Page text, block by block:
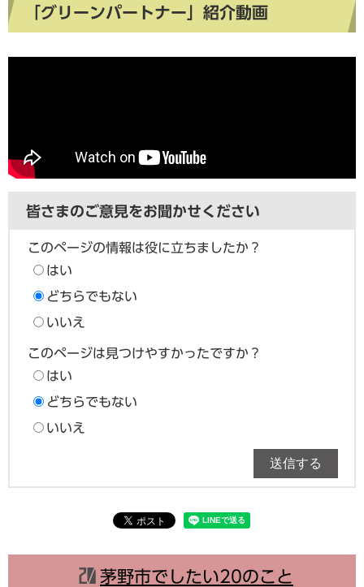
「グリーンパートナー」紹介動画
皆さまのご意見をお聞かせください
このページの情報は役に立ちましたか？
はい
どちらでもない
いいえ
このページは見つけやすかったですか？
はい
どちらでもない
いいえ
茅野市でしたい20のこと